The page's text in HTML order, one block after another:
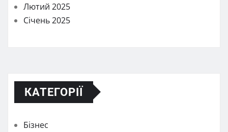
Лютий 2025
Січень 2025
КАТЕГОРІЇ
Бізнес